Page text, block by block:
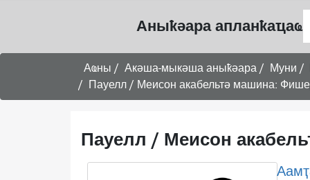
Аныҟәара апланҟаҵаҩ
Аҩны Акәша-мыкәша аныҟәара Муни
Пауелл / Меисон акабельтә машина:
Пауелл / Меисон